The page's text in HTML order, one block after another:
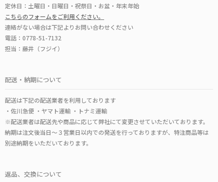
定休日：土曜日・日曜日・祝祭日・お盆・年末年始
こちらのフォームをご利用ください。
連絡がない場合は下記よりお問い合わせください
電話：0778-51-7132
担当：藤井（フジイ）
配送・納期について
配送は下記の配送業者を利用しております
・佐川急便 ・ヤマト運輸 ・トナミ運輸
※配送業者は配送先や商品に応じて弊社にて変更させていただいております。
納期は注文後当日～３営業日以内での発送を行っておりますが、特注商品等は
別途納期をいただいております。
返品、交換について